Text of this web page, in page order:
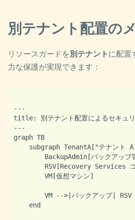
別テナント配置の
リソースガードを 別テナント に配置
力な保護が実現できます：
---
title: 別テナント配置によるセキュリ
---
graph TB
subgraph TenantA["テナント A
BackupAdmin[バックアップ
RSV[Recovery Services コ
        VM[仮想マシン]
        VM -->|バックアップ| RSV
    end